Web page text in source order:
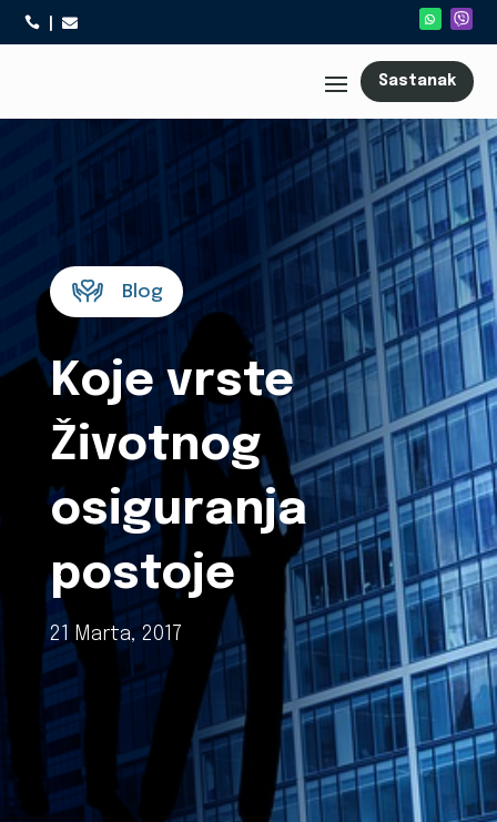
 
Sastanak
Blog
Koje vrste
Životnog
osiguranja
postoje
21 Marta, 2017